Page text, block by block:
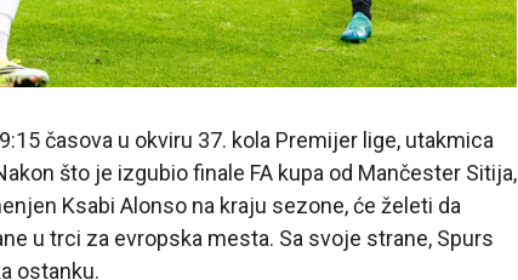
časova u okviru 37. kola Premijer lige, utakmica
što je izgubio finale FA kupa od Mančester Sitija,
Ksabi Alonso na kraju sezone, će želeti da
u trci za evropska mesta. Sa svoje strane, Spurs
ostanku.